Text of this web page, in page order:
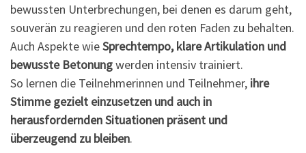
bewussten Unterbrechungen, bei denen es darum geht,
souverän zu reagieren und den roten Faden zu behalten.
Auch Aspekte wieSprechtempo, klare Artikulation und
bewusste Betonungwerden intensiv trainiert.
So lernen die Teilnehmerinnen und Teilnehmer, ihre
Stimme gezielt einzusetzen und auch in
herausfordernden Situationen präsent und
überzeugend zu bleiben.